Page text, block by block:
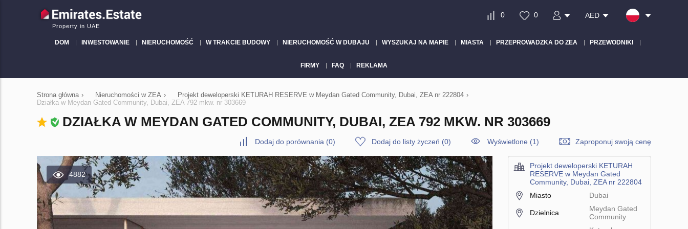
Property in UAE
0 0 AED
DOM INWESTOWANIE NIERUCHOMOŚĆ W TRAKCIE BUDOWY NIERUCHOMOŚĆ W DUBAJU WYSZUKAJ NA MAPIE MIASTA PRZEPROWADZKA DO ZEA PRZEWODNIKI
FIRMY FAQ REKLAMA
Strona główna › Nieruchomości w ZEA › Projekt deweloperski KETURAH RESERVE w Meydan Gated Community, Dubai, ZEA nr 222804 ›
Działka w Meydan Gated Community, Dubai, ZEA 792 mkw. nr 303669
DZIAŁKA W MEYDAN GATED COMMUNITY, DUBAI, ZEA 792 MKW. NR 303669
Dodaj do porównania (0) Dodaj do listy życzeń (0) Wyświetlone (1) Zaproponuj swoją cenę
4882
Projekt deweloperski KETURAH
RESERVE w Meydan Gated
Community, Dubai, ZEA nr 222804
Miasto
Dubai
Dzielnica
Meydan Gated
Community